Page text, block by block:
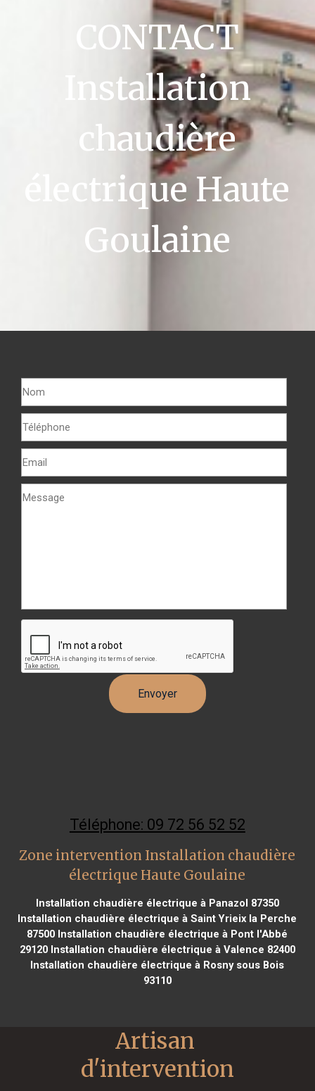
CONTACT
Installation
chaudière
électrique Haute
Goulaine
Téléphone: 09 72 56 52 52
Zone intervention Installation chaudière
électrique Haute Goulaine
Installation chaudière électrique à Panazol 87350
Installation chaudière électrique à Saint Yrieix la Perche
87500 Installation chaudière électrique à Pont l'Abbé
29120Installation chaudière électrique à Valence 82400
Installation chaudière électrique à Rosny sous Bois
93110
Artisan
d'intervention